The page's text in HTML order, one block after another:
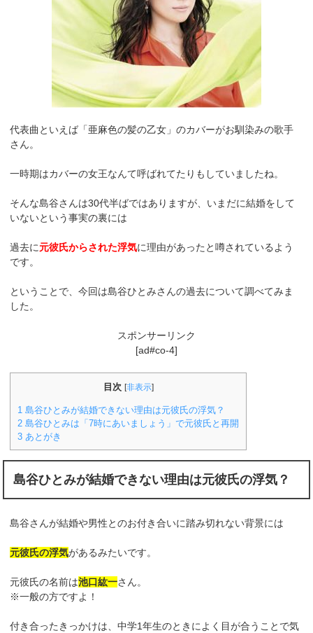
代表曲といえば「亜麻色の髪の乙女」のカバーがお馴染みの歌手
さん。
一時期はカバーの女王なんて呼ばれてたりもしていましたね。
そんな島谷さんは30代半ばではありますが、いまだに結婚をして
いないという事実の裏には
過去に元彼氏からされた浮気に理由があったと噂されているよう
です。
ということで、今回は島谷ひとみさんの過去について調べてみま
した。
スポンサーリンク
[ad#co-4]
目次 [非表示]
1 島谷ひとみが結婚できない理由は元彼氏の浮気？
2 島谷ひとみは「7時にあいましょう」で元彼氏と再開
3 あとがき
島谷ひとみが結婚できない理由は元彼氏の浮気？
島谷さんが結婚や男性とのお付き合いに踏み切れない背景には
元彼氏の浮気があるみたいです。
元彼氏の名前は池口紘一さん。
※一般の方ですよ！
付き合ったきっかけは、中学1年生のときによく目が合うことで気